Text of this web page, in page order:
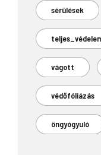
sérülések
vágott
védőfóliázás
öngyógyuló